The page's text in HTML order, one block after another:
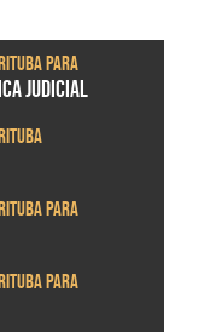
para
JUDICIAL
para
para